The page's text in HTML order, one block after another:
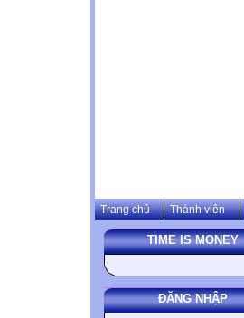
Trang chủ Thành viên
TIME IS MONEY
ĐĂNG NHẬP